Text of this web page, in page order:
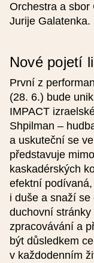
Orchestra a sbor
Jurije Galatenka.
Nové pojetí
První z
(28. 6.) bude
IMPACT
Shpilman –
a uskuteční se
představuje
kaskadérských
efektní
i duše a snaží
duchovní
zpracovávání a
být důsledkem
v každodenním
Popis (50-230
Podrobný